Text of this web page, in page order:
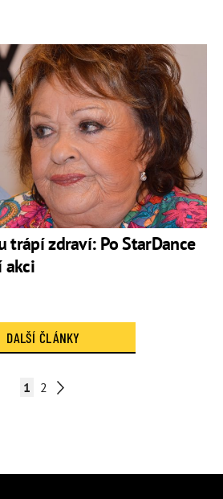
trápí zdraví: Po StarDance
akci
DALŠÍ ČLÁNKY
1 2